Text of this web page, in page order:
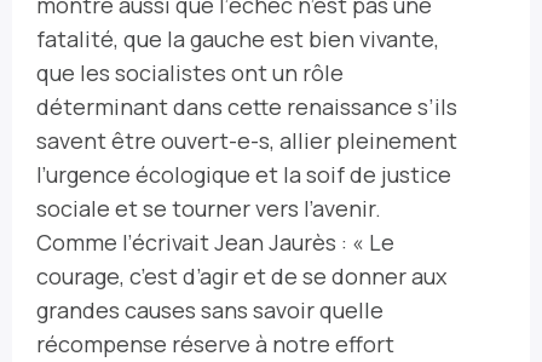
fatalité, que la gauche est bien vivante,
que les socialistes ont un rôle
déterminant dans cette renaissance s’ils
savent être ouvert-e-s, allier pleinement
l’urgence écologique et la soif de justice
sociale et se tourner vers l’avenir.
Comme l’écrivait Jean Jaurès : « Le
courage, c’est d’agir et de se donner aux
grandes causes sans savoir quelle
récompense réserve à notre effort